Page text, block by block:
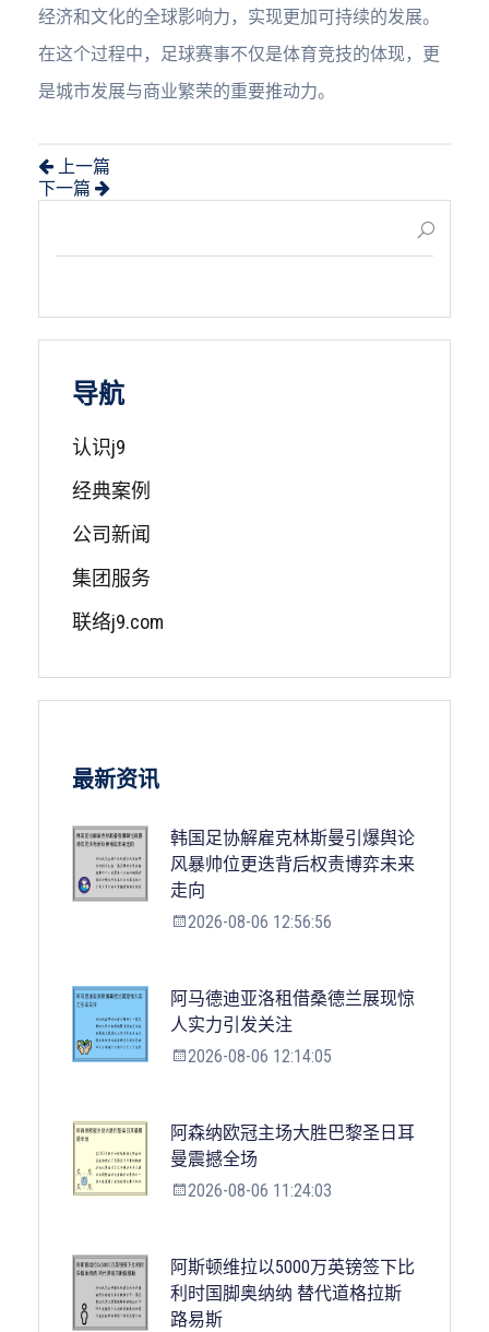
经济和文化的全球影响力，实现更加可持续的发展。
在这个过程中，足球赛事不仅是体育竞技的体现，更
是城市发展与商业繁荣的重要推动力。
上一篇
下一篇
导航
认识j9
经典案例
公司新闻
集团服务
联络j9.com
最新资讯
韩国足协解雇克林斯曼引爆舆论
风暴帅位更迭背后权责博弈未来
走向
2026-08-06 12:56:56
阿马德迪亚洛租借桑德兰展现惊
人实力引发关注
2026-08-06 12:14:05
阿森纳欧冠主场大胜巴黎圣日耳
曼震撼全场
2026-08-06 11:24:03
阿斯顿维拉以5000万英镑签下比
利时国脚奥纳纳 替代道格拉斯
路易斯